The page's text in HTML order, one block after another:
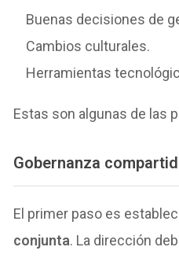
Buenas decisiones de
Cambios culturales.
Herramientas
Estas son algunas de las
Gobernanza
El primer paso es
conjunta. La dirección